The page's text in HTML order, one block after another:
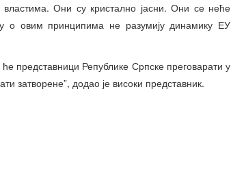
Они су кристално јасни. Они се неће
о овим принципима не разумију динамику ЕУ
представници Републике Српске преговарати у
затворене”, додао је високи представник.